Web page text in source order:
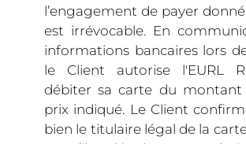
l’engagement de payer
est irrévocable. En
informations bancaires lors
le Client autorise l'EURL
débiter sa carte du montant
prix indiqué. Le Client
bien le titulaire légal de la